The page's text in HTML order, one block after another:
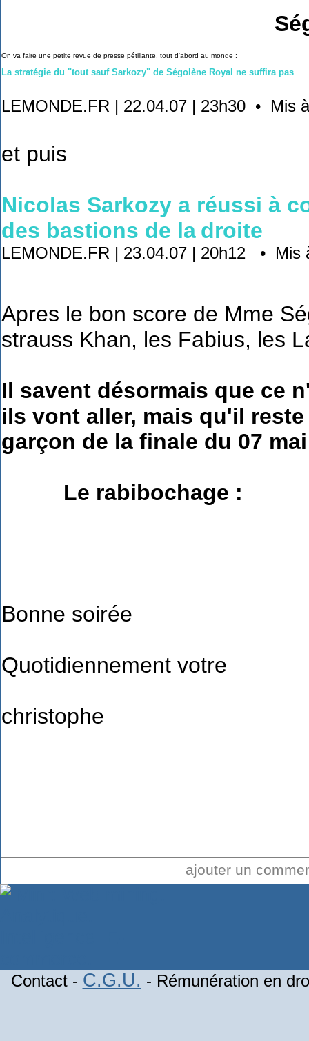
Ségolène
On va faire une petite revue de presse pétillante, tout d'abord au monde :
La stratégie du "tout sauf Sarkozy" de Ségolène Royal ne suffira pas
LEMONDE.FR | 22.04.07 | 23h30 • Mis
et puis
Nicolas Sarkozy a réussi à
des bastions de la droite
LEMONDE.FR | 23.04.07 | 20h12 • Mis
Apres le bon score de Mme
strauss Khan, les Fabius, les
Il savent désormais que ce
ils vont aller, mais qu'il
garçon de la finale du 07
Le rabibochage :
Bonne soirée
Quotidiennement votre
christophe
ajouter un
Contact - C.G.U. - Rémunération en